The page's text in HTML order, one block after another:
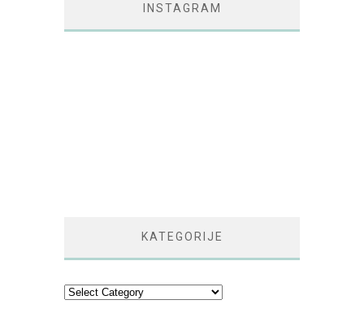
INSTAGRAM
KATEGORIJE
Kategorije